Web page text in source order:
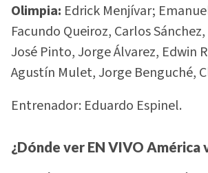
Olimpia: Edrick Menjívar;
Facundo Queiroz, Carlos
José Pinto, Jorge Álvarez, Edwin
Agustín Mulet, Jorge Benguché,
Entrenador: Eduardo Espinel.
¿Dónde ver EN VIVO América